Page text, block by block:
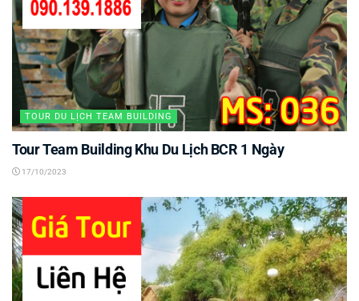
TOUR DU LỊCH TEAM BUILDING
Tour Team Building Khu Du Lịch BCR 1 Ngày
17/10/2023